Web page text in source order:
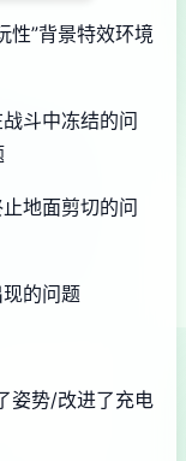
性”背景特效环境
斗中冻结的问
地面剪切的问
的问题
姿势/改进了充电